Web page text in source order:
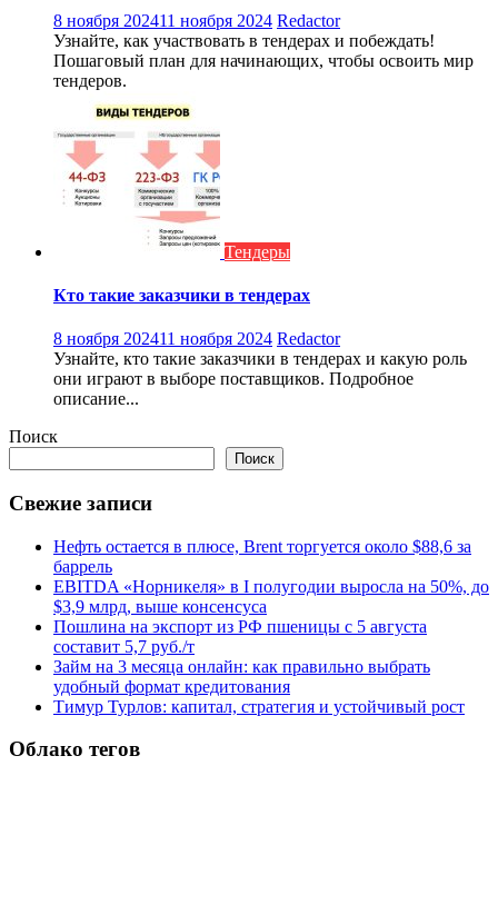
8 ноября 202411 ноября 2024 Redactor
Узнайте, как участвовать в тендерах и побеждать!
Пошаговый план для начинающих, чтобы освоить мир
тендеров.
Тендеры
Кто такие заказчики в тендерах
8 ноября 202411 ноября 2024 Redactor
Узнайте, кто такие заказчики в тендерах и какую роль
они играют в выборе поставщиков. Подробное
описание...
Поиск
Поиск
Свежие записи
Нефть остается в плюсе, Brent торгуется около $88,6 за
баррель
EBITDA «Норникеля» в I полугодии выросла на 50%, до
$3,9 млрд, выше консенсуса
Пошлина на экспорт из РФ пшеницы с 5 августа
составит 5,7 руб./т
Займ на 3 месяца онлайн: как правильно выбрать
удобный формат кредитования
Тимур Турлов: капитал, стратегия и устойчивый рост
Облако тегов